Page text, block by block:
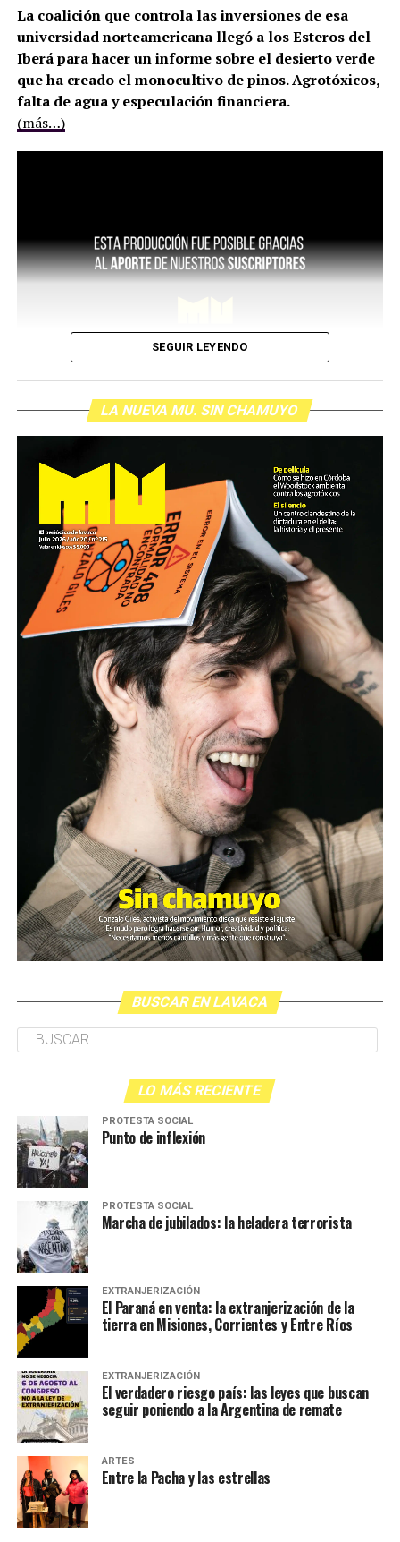
La coalición que controla las inversiones de esa
universidad norteamericana llegó a los Esteros del
Iberá para hacer un informe sobre el desierto verde
que ha creado el monocultivo de pinos. Agrotóxicos,
falta de agua y especulación financiera.
(más…)
SEGUIR LEYENDO
LA NUEVA MU. SIN CHAMUYO
BUSCAR EN LAVACA
LO MÁS RECIENTE
PROTESTA SOCIAL
Punto de inflexión
PROTESTA SOCIAL
Marcha de jubilados: la heladera terrorista
EXTRANJERIZACIÓN
El Paraná en venta: la extranjerización de la
tierra en Misiones, Corrientes y Entre Ríos
EXTRANJERIZACIÓN
El verdadero riesgo país: las leyes que buscan
seguir poniendo a la Argentina de remate
ARTES
Entre la Pacha y las estrellas